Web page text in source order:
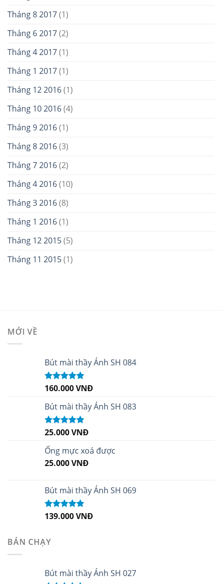
Tháng 8 2017(1)
Tháng 6 2017(2)
Tháng 4 2017(1)
Tháng 1 2017(1)
Tháng 12 2016(1)
Tháng 10 2016(4)
Tháng 9 2016(1)
Tháng 8 2016(3)
Tháng 7 2016(2)
Tháng 4 2016(10)
Tháng 3 2016(8)
Tháng 1 2016(1)
Tháng 12 2015(5)
Tháng 11 2015(1)
MỚI VỀ
Bút mài thầy Ánh SH 084
Được xếp
sao
160.000VNĐ
Bút mài thầy Ánh SH 083
Được xếp
sao
25.000VNĐ
Ống mực xoá được
25.000VNĐ
Bút mài thầy Ánh SH 069
Được xếp
139.000VNĐ
BÁN CHẠY
Bút mài thầy Ánh SH 027